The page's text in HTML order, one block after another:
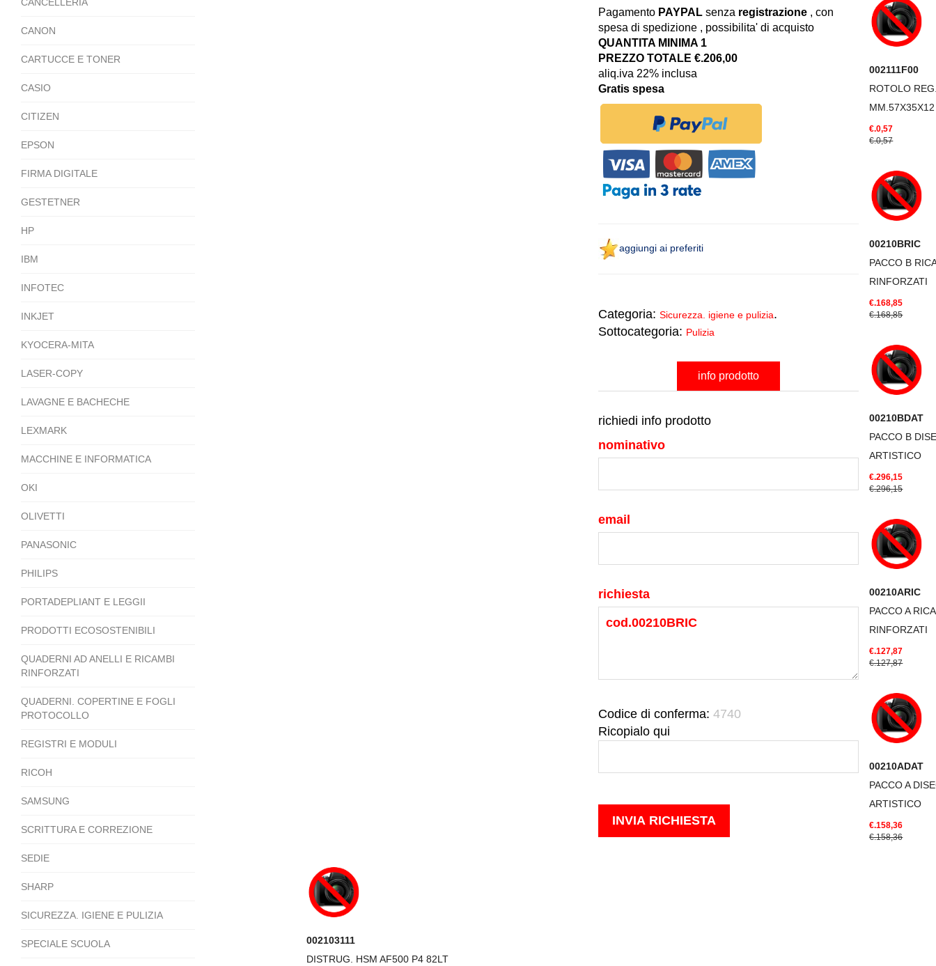
CANCELLERIA
CANON
CARTUCCE E TONER
CASIO
CITIZEN
EPSON
FIRMA DIGITALE
GESTETNER
HP
IBM
INFOTEC
INKJET
KYOCERA-MITA
LASER-COPY
LAVAGNE E BACHECHE
LEXMARK
MACCHINE E INFORMATICA
OKI
OLIVETTI
PANASONIC
PHILIPS
PORTADEPLIANT E LEGGII
PRODOTTI ECOSOSTENIBILI
QUADERNI AD ANELLI E RICAMBI
RINFORZATI
QUADERNI. COPERTINE E FOGLI
PROTOCOLLO
REGISTRI E MODULI
RICOH
SAMSUNG
SCRITTURA E CORREZIONE
SEDIE
SHARP
SICUREZZA. IGIENE E PULIZIA
SPECIALE SCUOLA
Pagamento PAYPAL senza registrazione , con
spesa di spedizione , possibilita' di acquisto
QUANTITA MINIMA 1
PREZZO TOTALE €.206,00
aliq.iva 22% inclusa
Gratis spesa
aggiungi ai preferiti
Categoria:Sicurezza. igiene e pulizia.
Sottocategoria: Pulizia
info prodotto
richiedi info prodotto
nominativo
email
richiesta
Codice di conferma:4740
Ricopialo qui
002111F00
ROTOLO
MM.57X35X12
€.0,57
€.0,57
00210BRIC
PACCO B
RINFORZATI
€.168,85
€.168,85
00210BDAT
PACCO B
ARTISTICO
€.296,15
€.296,15
00210ARIC
PACCO A
RINFORZATI
€.127,87
€.127,87
00210ADAT
PACCO A
ARTISTICO
€.158,36
€.158,36
002103111
DISTRUG. HSM AF500 P4 82LT